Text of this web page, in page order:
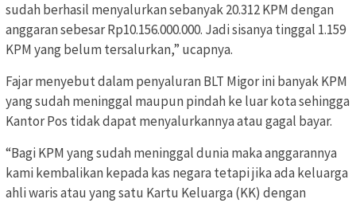
sudah berhasil menyalurkan sebanyak 20.312 KPM dengan
anggaran sebesar Rp10.156.000.000. Jadi sisanya tinggal 1.159
KPM yang belum tersalurkan,” ucapnya.
Fajar menyebut dalam penyaluran BLT Migor ini banyak KPM
yang sudah meninggal maupun pindah ke luar kota sehingga
Kantor Pos tidak dapat menyalurkannya atau gagal bayar.
“Bagi KPM yang sudah meninggal dunia maka anggarannya
kami kembalikan kepada kas negara tetapi jika ada keluarga
ahli waris atau yang satu Kartu Keluarga (KK) dengan